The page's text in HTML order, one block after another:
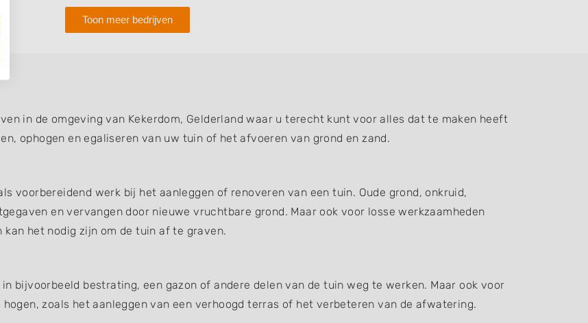
Toon meer bedrijven
in de omgeving van Kekerdom, Gelderland waar u terecht kunt voor alles dat te maken heeft
ophogen en egaliseren van uw tuin of het afvoeren van grond en zand.
voorbereidend werk bij het aanleggen of renoveren van een tuin. Oude grond, onkruid,
en vervangen door nieuwe vruchtbare grond. Maar ook voor losse werkzaamheden
het nodig zijn om de tuin af te graven.
bijvoorbeeld bestrating, een gazon of andere delen van de tuin weg te werken. Maar ook voor
zoals het aanleggen van een verhoogd terras of het verbeteren van de afwatering.